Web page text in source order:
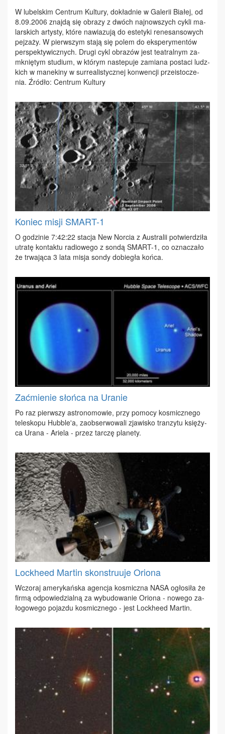
W lu­bel­skim Cen­trum Kul­tu­ry, do­kład­nie w Ga­le­rii Bia­łej, od
8.09.2006 znaj­dą się ob­ra­zy z dwóch naj­now­szych cy­kli ma­
lar­skich ar­ty­sty, któ­re na­wia­zu­ją do es­te­ty­ki re­ne­san­so­wych
pej­za­ży. W pierw­szym sta­ją się po­lem do eks­pe­ry­men­tów
per­spek­ty­wicz­nych. Dru­gi cykl ob­ra­zów jest te­atral­nym za­
mknię­tym stu­dium, w któ­rym na­ste­pu­je za­mia­na po­sta­ci ludz­
kich w ma­ne­ki­ny w sur­re­ali­stycz­nej kon­wen­cji prze­isto­cze­
nia. Źró­dło: Cen­trum Kul­tu­ry
Koniec misji SMART-1
O go­dzi­nie 7:42:22 sta­cja New Nor­cia z Au­stra­lii po­twier­dzi­ła
utra­tę kon­tak­tu ra­dio­we­go z son­dą SMART-1, co ozna­cza­ło
że trwa­ją­ca 3 la­ta mi­sja son­dy do­bie­gła koń­ca.
Zaćmienie słońca na Uranie
Po raz pierw­szy astro­no­mo­wie, przy po­mo­cy ko­smicz­ne­go
te­le­sko­pu Hub­ble'a, za­ob­ser­wo­wa­li zja­wi­sko tran­zy­tu księ­ży­
ca Ura­na - Arie­la - przez tar­czę pla­ne­ty.
Lockheed Martin skonstruuje Oriona
Wczo­raj ame­ry­kań­ska agen­cja ko­smicz­na NA­SA ogło­si­ła że
fir­mą od­po­wie­dzial­ną za wy­bu­do­wa­nie Orio­na - no­we­go za­
ło­go­we­go po­jaz­du ko­smicz­ne­go - jest Loc­khe­ed Mar­tin.